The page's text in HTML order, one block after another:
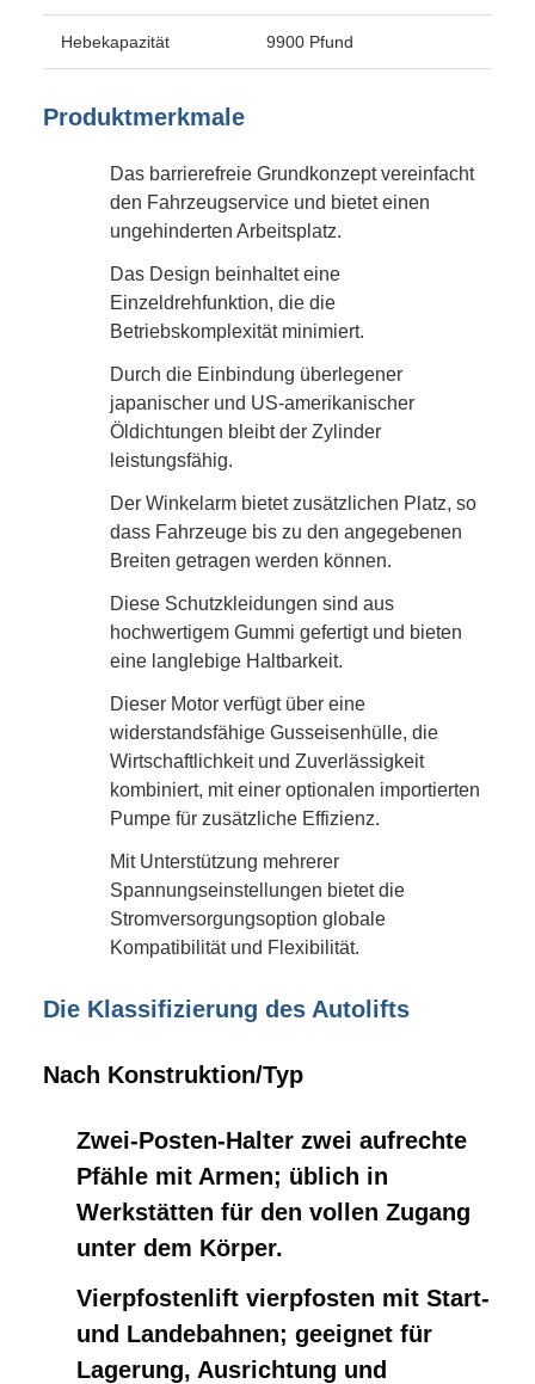
Hebekapazität 9900 Pfund
Produktmerkmale
Das barrierefreie Grundkonzept vereinfacht
den Fahrzeugservice und bietet einen
ungehinderten Arbeitsplatz.
Das Design beinhaltet eine
Einzeldrehfunktion, die die
Betriebskomplexität minimiert.
Durch die Einbindung überlegener
japanischer und US-amerikanischer
Öldichtungen bleibt der Zylinder
leistungsfähig.
Der Winkelarm bietet zusätzlichen Platz, so
dass Fahrzeuge bis zu den angegebenen
Breiten getragen werden können.
Diese Schutzkleidungen sind aus
hochwertigem Gummi gefertigt und bieten
eine langlebige Haltbarkeit.
Dieser Motor verfügt über eine
widerstandsfähige Gusseisenhülle, die
Wirtschaftlichkeit und Zuverlässigkeit
kombiniert, mit einer optionalen importierten
Pumpe für zusätzliche Effizienz.
Mit Unterstützung mehrerer
Spannungseinstellungen bietet die
Stromversorgungsoption globale
Kompatibilität und Flexibilität.
Die Klassifizierung des Autolifts
Nach Konstruktion/Typ
Zwei-Posten-Halter zwei aufrechte
Pfähle mit Armen; üblich in
Werkstätten für den vollen Zugang
unter dem Körper.
Vierpfostenlift vierpfosten mit Start-
und Landebahnen; geeignet für
Lagerung, Ausrichtung und